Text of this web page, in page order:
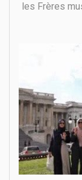
les Frères
pas les plus